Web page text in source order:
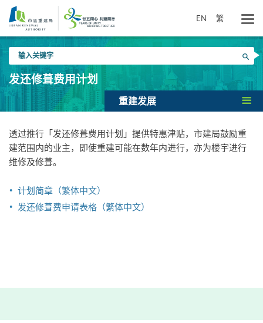
要
内
EN 繁
入
关
键
搜寻
发还修葺费用计划
重建发展
透过推行「发还修葺费用计划」提供特惠津贴，市建局鼓励重
建范围内的业主，即使重建可能在数年内进行，亦为楼宇进行
维修及修葺。
计划简章（繁体中文）
发还修葺费申请表格（繁体中文）